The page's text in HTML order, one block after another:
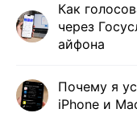
Как
через
айфона
Почему я
iPhone и